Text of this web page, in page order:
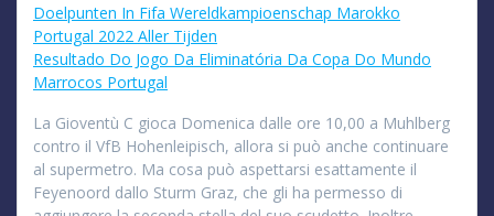
Doelpunten In Fifa Wereldkampioenschap Marokko
Portugal 2022 Aller Tijden
Resultado Do Jogo Da Eliminatória Da Copa Do Mundo
Marrocos Portugal
La Gioventù C gioca Domenica dalle ore 10,00 a Muhlberg
contro il VfB Hohenleipisch, allora si può anche continuare
al supermetro. Ma cosa può aspettarsi esattamente il
Feyenoord dallo Sturm Graz, che gli ha permesso di